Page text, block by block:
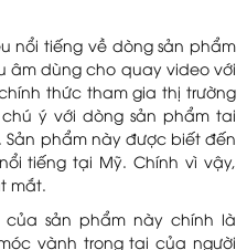
nổi tiếng về dòng sản phẩm
âm dùng cho quay video với
thức tham gia thị trường
ý với dòng sản phẩm tai
Sản phẩm này được biết đến
tiếng tại Mỹ. Chính vì vậy,
mắt.
sản phẩm này chính là
vành trong tai của người